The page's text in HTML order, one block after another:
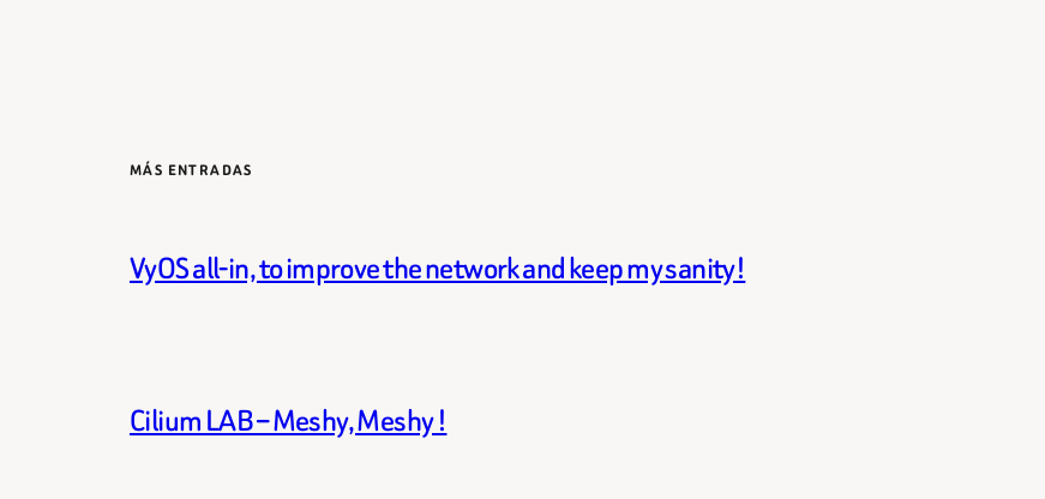
MÁS ENTRADAS
VyOS all-in, to improve the network and keep my sanity!
Cilium LAB – Meshy, Meshy !